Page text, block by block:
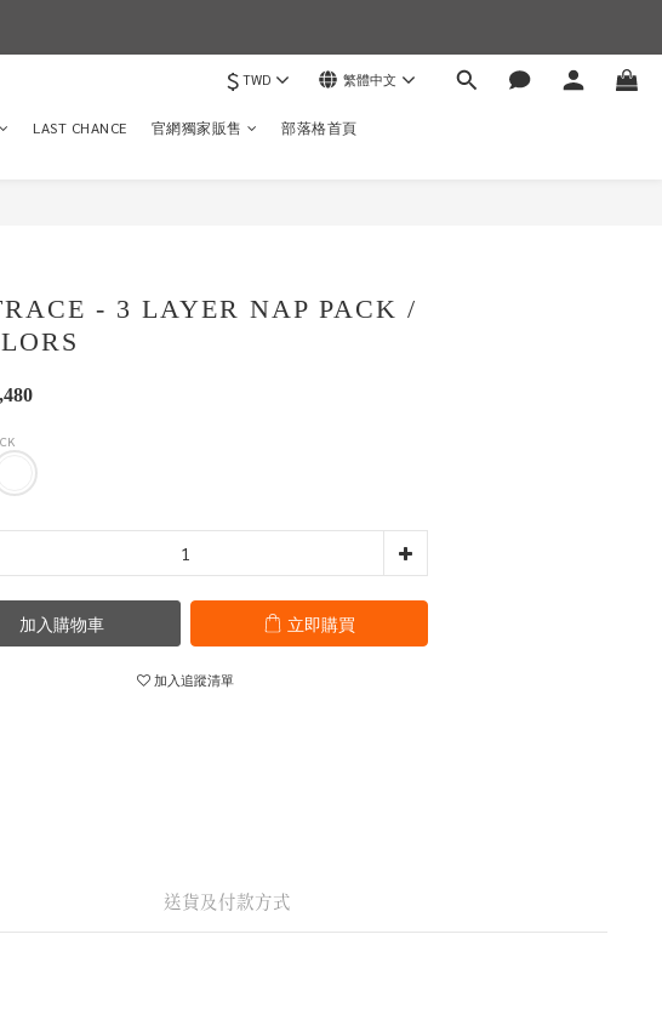
$ TWD 繁體中文
LAST CHANCE 官網獨家販售 部落格首頁
- 3 LAYER NAP PACK /
加入購物車 立即購買
加入追蹤清單
送貨及付款方式